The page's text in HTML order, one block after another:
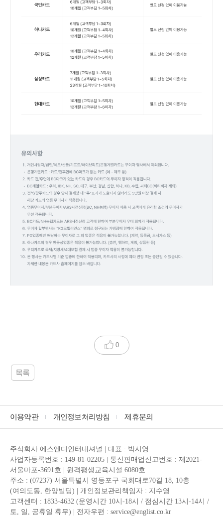
0
목록
이용약관 개인정보처리방침 제휴문의
주식회사 에스엔디인터내셔널 | 대표 : 박시영
사업자등록번호 : 149-81-02205 | 통신판매업신고번호 : 제2021-
서울마포-3691호 | 원격평생교육시설 6080호
주소 : (07237) 서울특별시 영등포구 국회대로70길 18, 10층
(여의도동, 한양빌딩) | 개인정보관리책임자 : 지수영
고객센터 : 1833-4632 (운영시간 10시-18시 / 점심시간 13시-14시 /
토, 일, 공휴일 휴무) | 전자우편 : service@englist.co.kr